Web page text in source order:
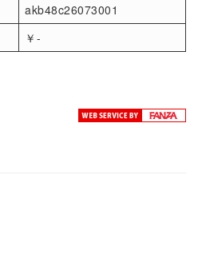
akb48c26073001
￥-